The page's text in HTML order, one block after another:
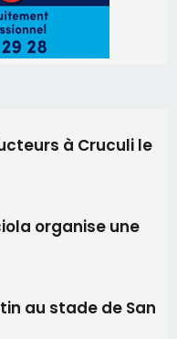
à Cruculi le
organise une
au stade de San